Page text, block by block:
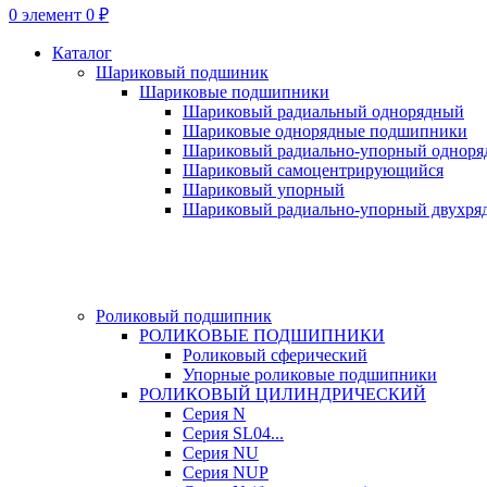
0 элемент 0 ₽
Каталог
Шариковый подшиник
Шариковые подшипники
Шариковый радиальный однорядный
Шариковые однорядные подшипники
Шариковый радиально-упорный
Шариковый самоцентрирующийся
Шариковый упорный
Шариковый радиально-упорный
Роликовый подшипник
РОЛИКОВЫЕ ПОДШИПНИКИ
Роликовый сферический
Упорные роликовые подшипники
РОЛИКОВЫЙ ЦИЛИНДРИЧЕСКИЙ
Серия N
Серия SL04...
Серия NU
Серия NUP